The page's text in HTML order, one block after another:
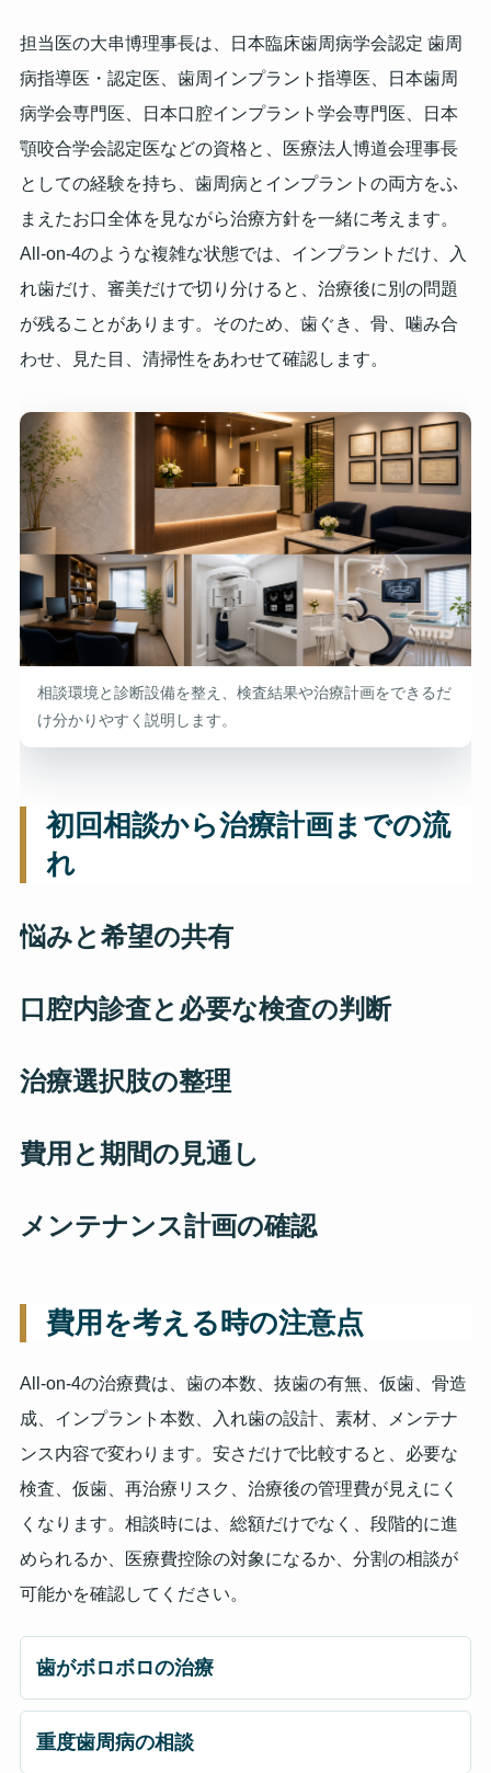
担当医の大串博理事長は、日本臨床歯周病学会認定 歯周
病指導医・認定医、歯周インプラント指導医、日本歯周
病学会専門医、日本口腔インプラント学会専門医、日本
顎咬合学会認定医などの資格と、医療法人博道会理事長
としての経験を持ち、歯周病とインプラントの両方をふ
まえたお口全体を見ながら治療方針を一緒に考えます。
All-on-4のような複雑な状態では、インプラントだけ、入
れ歯だけ、審美だけで切り分けると、治療後に別の問題
が残ることがあります。そのため、歯ぐき、骨、噛み合
わせ、見た目、清掃性をあわせて確認します。
相談環境と診断設備を整え、検査結果や治療計画をできるだ
け分かりやすく説明します。
初回相談から治療計画までの流
れ
悩みと希望の共有
口腔内診査と必要な検査の判断
治療選択肢の整理
費用と期間の見通し
メンテナンス計画の確認
費用を考える時の注意点
All-on-4の治療費は、歯の本数、抜歯の有無、仮歯、骨造
成、インプラント本数、入れ歯の設計、素材、メンテナ
ンス内容で変わります。安さだけで比較すると、必要な
検査、仮歯、再治療リスク、治療後の管理費が見えにく
くなります。相談時には、総額だけでなく、段階的に進
められるか、医療費控除の対象になるか、分割の相談が
可能かを確認してください。
歯がボロボロの治療
重度歯周病の相談